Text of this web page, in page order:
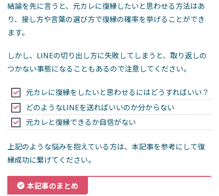
結論を先に言うと、元カレに復縁したいと思わせる方法はあ
り、接し方や言葉の選び方で復縁の確率を挙げることができ
ます。
しかし、LINEの切り出し方に失敗してしまうと、取り返しの
つかない事態になることもあるので注意してください。
元カレに復縁をしたいと思わせるにはどうすればいい？
どのようなLINEを送ればいいのか分からない
元カレと復縁できるか自信がない
上記のような悩みを抱えている方は、本記事を参考にして復
縁成功に繋げてください。
本記事のまとめ